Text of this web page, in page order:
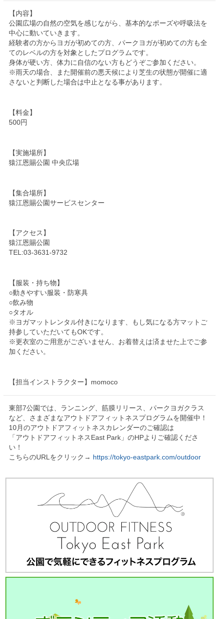
【内容】
公園広場の自然の空気を感じながら、基本的なポーズや呼吸法を
中心に動いていきます。
経験者の方からヨガが初めての方、パークヨガが初めての方も全
てのレベルの方を対象としたプログラムです。
身体が硬い方、体力に自信のない方もどうぞご参加ください。
※雨天の場合、また開催前の悪天候により芝生の状態が開催に適
さないと判断した場合は中止となる事があります。
【料金】
500円
【実施場所】
猿江恩賜公園 中央広場
【集合場所】
猿江恩賜公園サービスセンター
【アクセス】
猿江恩賜公園
TEL:03-3631-9732
【服装・持ち物】
○動きやすい服装・防寒具
○飲み物
○タオル
※ヨガマットレンタル付きになります、もし気になる方マットご
持参していただいてもOKです。
※更衣室のご用意がございません、お着替えは済ませた上でご参
加ください。
【担当インストラクター】momoco
東部7公園では、ランニング、筋膜リリース、パークヨガクラス
など、さまざまなアウトドアフィットネスプログラムを開催中！
10月のアウトドアフィットネスカレンダーのご確認は
「アウトドアフィットネスEast Park」のHPよりご確認くださ
い！
こちらのURLをクリック→ https://tokyo-eastpark.com/outdoor